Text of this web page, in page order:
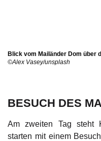
Blick vom Mailänder Dom über
©Alex Vasey/unsplash
BESUCH DES
Am zweiten Tag steht
starten mit einem